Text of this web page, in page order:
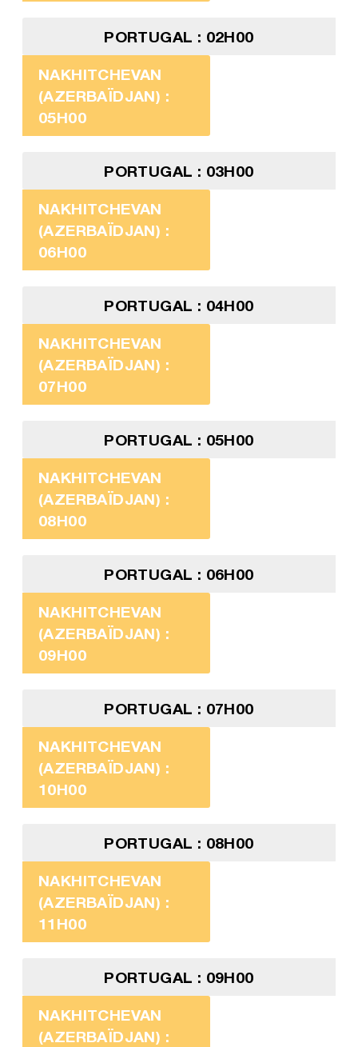
PORTUGAL : 02H00
NAKHITCHEVAN
(AZERBAÏDJAN) :
05H00
PORTUGAL : 03H00
NAKHITCHEVAN
(AZERBAÏDJAN) :
06H00
PORTUGAL : 04H00
NAKHITCHEVAN
(AZERBAÏDJAN) :
07H00
PORTUGAL : 05H00
NAKHITCHEVAN
(AZERBAÏDJAN) :
08H00
PORTUGAL : 06H00
NAKHITCHEVAN
(AZERBAÏDJAN) :
09H00
PORTUGAL : 07H00
NAKHITCHEVAN
(AZERBAÏDJAN) :
10H00
PORTUGAL : 08H00
NAKHITCHEVAN
(AZERBAÏDJAN) :
11H00
PORTUGAL : 09H00
NAKHITCHEVAN
(AZERBAÏDJAN) :